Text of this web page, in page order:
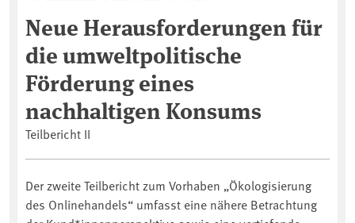
Neue Herausforderungen für
die umweltpolitische
Förderung eines
nachhaltigen Konsums
Teilbericht II
Der zweite Teilbericht zum Vorhaben „Ökologisierung
des Onlinehandels“ umfasst eine nähere Betrachtung